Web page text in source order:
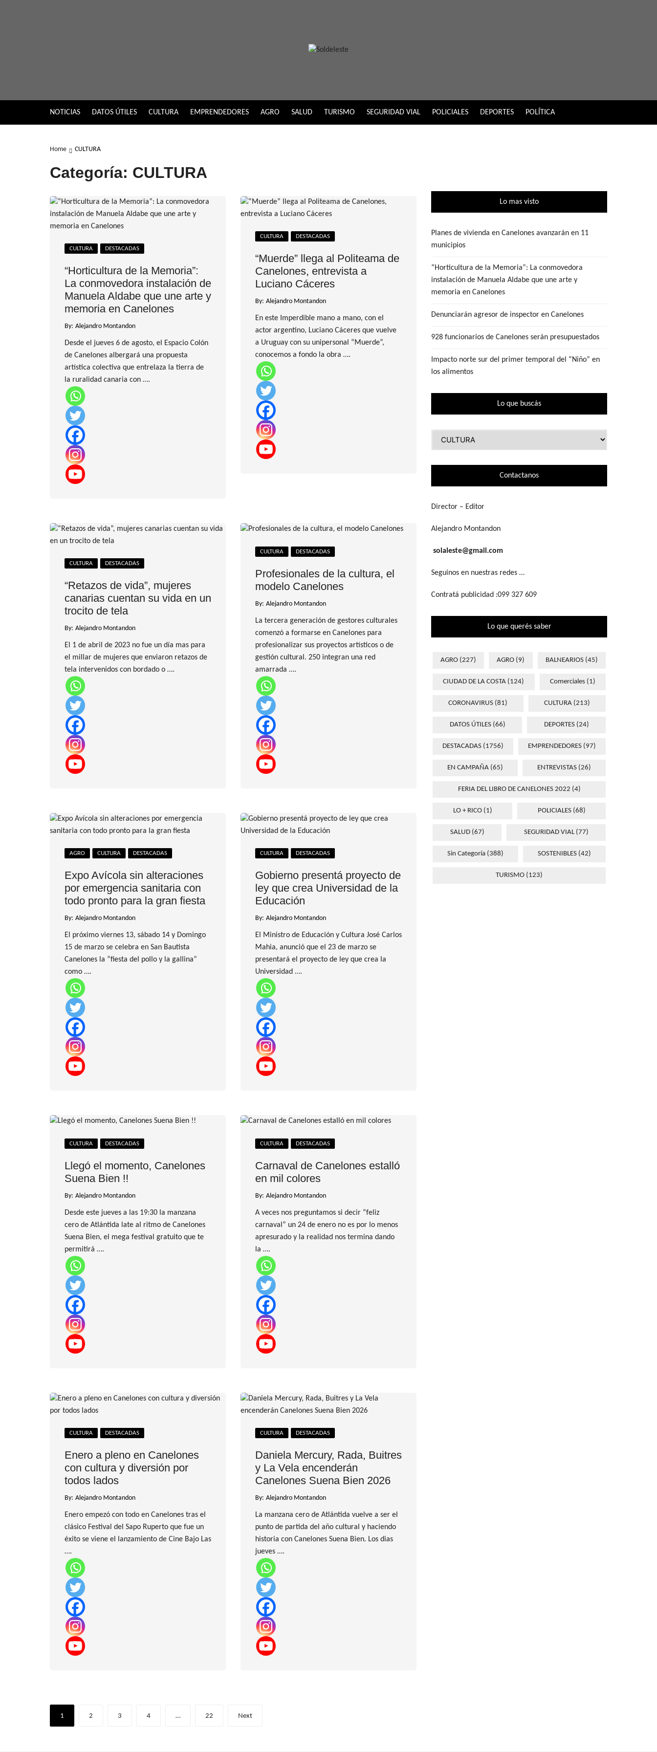
NOTICIAS DATOS ÚTILES CULTURA EMPRENDEDORES AGRO SALUD TURISMO SEGURIDAD VIAL POLICIALES DEPORTES POLÍTICA
Home CULTURA
Categoría: CULTURA
CULTURA DESTACADAS
“Horticultura de la Memoria”:
La conmovedora instalación de
Manuela Aldabe que une arte y
memoria en Canelones
By: Alejandro Montandon
Desde el jueves 6 de agosto, el Espacio Colón
de Canelones albergará una propuesta
artística colectiva que entrelaza la tierra de
la ruralidad canaria con ….
CULTURA DESTACADAS
“Muerde” llega al Politeama de
Canelones, entrevista a
Luciano Cáceres
By: Alejandro Montandon
En este Imperdible mano a mano, con el
actor argentino, Luciano Cáceres que vuelve
a Uruguay con su unipersonal “Muerde”,
conocemos a fondo la obra ….
CULTURA DESTACADAS
“Retazos de vida”, mujeres
canarias cuentan su vida en un
trocito de tela
By: Alejandro Montandon
El 1 de abril de 2023 no fue un día mas para
el millar de mujeres que enviaron retazos de
tela intervenidos con bordado o ….
CULTURA DESTACADAS
Profesionales de la cultura, el
modelo Canelones
By: Alejandro Montandon
La tercera generación de gestores culturales
comenzó a formarse en Canelones para
profesionalizar sus proyectos artísticos o de
gestión cultural. 250 integran una red
amarrada ….
AGRO CULTURA DESTACADAS
Expo Avícola sin alteraciones
por emergencia sanitaria con
todo pronto para la gran fiesta
By: Alejandro Montandon
El próximo viernes 13, sábado 14 y Domingo
15 de marzo se celebra en San Bautista
Canelones la “fiesta del pollo y la gallina”
como ….
CULTURA DESTACADAS
Gobierno presentá proyecto de
ley que crea Universidad de la
Educación
By: Alejandro Montandon
El Ministro de Educación y Cultura José Carlos
Mahia, anunció que el 23 de marzo se
presentará el proyecto de ley que crea la
Universidad ….
CULTURA DESTACADAS
Llegó el momento, Canelones
Suena Bien !!
By: Alejandro Montandon
Desde este jueves a las 19:30 la manzana
cero de Atlántida late al ritmo de Canelones
Suena Bien, el mega festival gratuito que te
permitirá ….
CULTURA DESTACADAS
Carnaval de Canelones estalló
en mil colores
By: Alejandro Montandon
A veces nos preguntamos si decir “feliz
carnaval” un 24 de enero no es por lo menos
apresurado y la realidad nos termina dando
la ….
CULTURA DESTACADAS
Enero a pleno en Canelones
con cultura y diversión por
todos lados
By: Alejandro Montandon
Enero empezó con todo en Canelones tras el
clásico Festival del Sapo Ruperto que fue un
éxito se viene el lanzamiento de Cine Bajo Las
….
CULTURA DESTACADAS
Daniela Mercury, Rada, Buitres
y La Vela encenderán
Canelones Suena Bien 2026
By: Alejandro Montandon
La manzana cero de Atlántida vuelve a ser el
punto de partida del año cultural y haciendo
historia con Canelones Suena Bien. Los dias
jueves ….
Paginación
de
1 2 3 4 … 22 Next
Lo mas visto
Planes de vivienda en Canelones avanzarán en 11
municipios
“Horticultura de la Memoria”: La conmovedora
instalación de Manuela Aldabe que une arte y
memoria en Canelones
Denunciarán agresor de inspector en Canelones
928 funcionarios de Canelones serán presupuestados
Impacto norte sur del primer temporal del “Niño” en
los alimentos
Lo que buscás
Contactanos
Director – Editor
Alejandro Montandon
solaleste@gmail.com
Seguinos en nuestras redes …
Contratá publicidad :099 327 609
Lo que querés saber
AGRO (227) AGRO (9) BALNEARIOS(45)
CIUDAD DE LA COSTA (124) Comerciales(1)
CORONAVIRUS (81) CULTURA(213)
DATOS ÚTILES(66) DEPORTES(24)
DESTACADAS (1756) EMPRENDEDORES (97)
EN CAMPAÑA (65) ENTREVISTAS (26)
FERIA DEL LIBRO DE CANELONES 2022 (4)
LO + RICO(1) POLICIALES(68)
SALUD(67) SEGURIDAD VIAL(77)
Sin Categoría (388) SOSTENIBLES (42)
TURISMO (123)